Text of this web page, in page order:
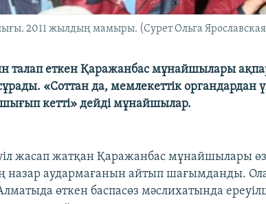
2011 жылдың мамыры. (Сурет Ольга
талап еткен Қаражанбас мұнайшылары
«Соттан да, мемлекеттік органдардан
кетті» дейді мұнайшылар.
жасап жатқан Қаражанбас мұнайшылары
назар аудармағанын айтып шағымданды.
өткен баспасөз мәслихатында